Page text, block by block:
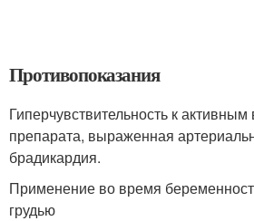
Противопоказания
Гиперчувствительность к
препарата, выраженная
брадикардия.
Применение во время
грудью